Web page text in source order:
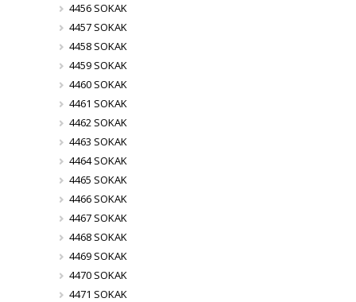
4456 SOKAK
4457 SOKAK
4458 SOKAK
4459 SOKAK
4460 SOKAK
4461 SOKAK
4462 SOKAK
4463 SOKAK
4464 SOKAK
4465 SOKAK
4466 SOKAK
4467 SOKAK
4468 SOKAK
4469 SOKAK
4470 SOKAK
4471 SOKAK